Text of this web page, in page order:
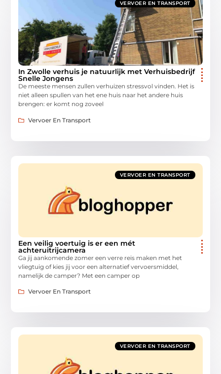
VERVOER EN TRANSPORT
In Zwolle verhuis je natuurlijk met Verhuisbedrijf
Snelle Jongens
De meeste mensen zullen verhuizen stressvol vinden. Het is
niet alleen spullen van het ene huis naar het andere huis
brengen: er komt nog zoveel
Vervoer En Transport
VERVOER EN TRANSPORT
Een veilig voertuig is er een mét
achteruitrijcamera
Ga jij aankomende zomer een verre reis maken met het
vliegtuig of kies jij voor een alternatief vervoersmiddel,
namelijk de camper? Met een camper op
Vervoer En Transport
VERVOER EN TRANSPORT